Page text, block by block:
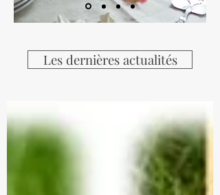
Les dernières actualités